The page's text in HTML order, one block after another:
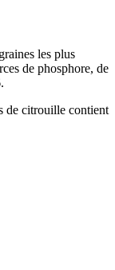
les plus
de phosphore, de
de citrouille contient